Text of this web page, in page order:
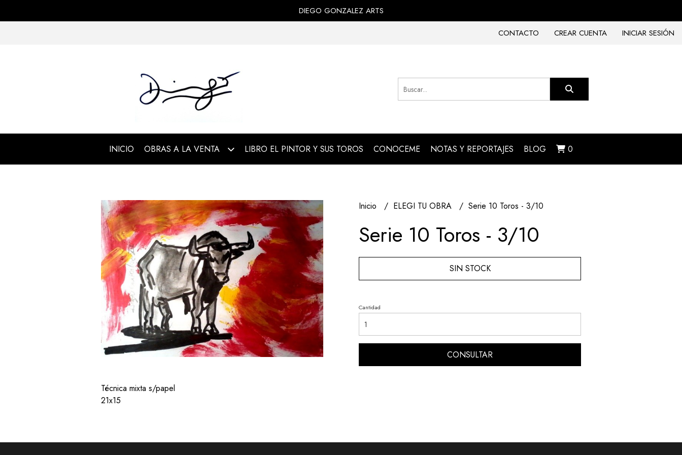
DIEGO GONZALEZ ARTS
CONTACTO
CREAR CUENTA INICIAR SESIÓN
INICIO OBRAS A LA VENTA LIBRO EL PINTOR Y SUS TOROS CONOCEME NOTAS Y REPORTAJES BLOG 0
Técnica mixta s/papel
21x15
Inicio ELEGI TU OBRA Serie 10 Toros - 3/10
Serie 10 Toros - 3/10
SIN STOCK
Cantidad
CONSULTAR